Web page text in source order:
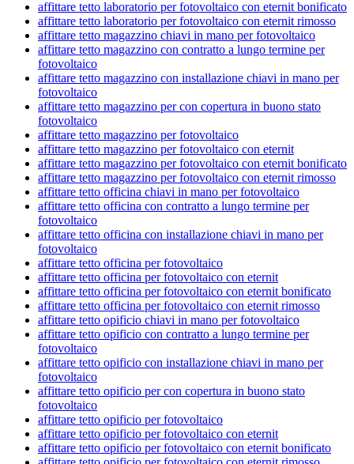
affittare tetto laboratorio per fotovoltaico con eternit bonificato
affittare tetto laboratorio per fotovoltaico con eternit rimosso
affittare tetto magazzino chiavi in mano per fotovoltaico
affittare tetto magazzino con contratto a lungo termine per
fotovoltaico
affittare tetto magazzino con installazione chiavi in mano per
fotovoltaico
affittare tetto magazzino per con copertura in buono stato
fotovoltaico
affittare tetto magazzino per fotovoltaico
affittare tetto magazzino per fotovoltaico con eternit
affittare tetto magazzino per fotovoltaico con eternit bonificato
affittare tetto magazzino per fotovoltaico con eternit rimosso
affittare tetto officina chiavi in mano per fotovoltaico
affittare tetto officina con contratto a lungo termine per
fotovoltaico
affittare tetto officina con installazione chiavi in mano per
fotovoltaico
affittare tetto officina per fotovoltaico
affittare tetto officina per fotovoltaico con eternit
affittare tetto officina per fotovoltaico con eternit bonificato
affittare tetto officina per fotovoltaico con eternit rimosso
affittare tetto opificio chiavi in mano per fotovoltaico
affittare tetto opificio con contratto a lungo termine per
fotovoltaico
affittare tetto opificio con installazione chiavi in mano per
fotovoltaico
affittare tetto opificio per con copertura in buono stato
fotovoltaico
affittare tetto opificio per fotovoltaico
affittare tetto opificio per fotovoltaico con eternit
affittare tetto opificio per fotovoltaico con eternit bonificato